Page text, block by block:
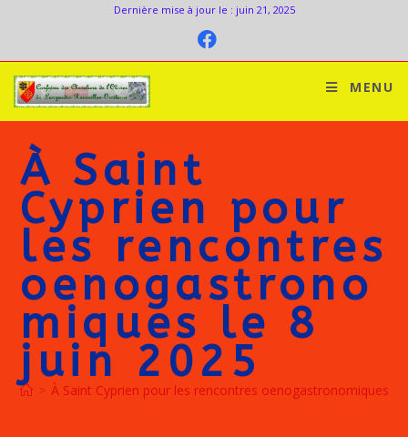
Dernière mise à jour le : juin 21, 2025
MENU
À Saint
Cyprien pour
les rencontres
oenogastrono
miques le 8
juin 2025
> À Saint Cyprien pour les rencontres oenogastronomiques le